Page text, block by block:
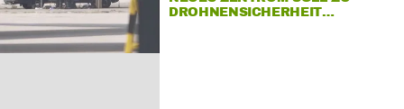
DROHNENSICHERHEIT…